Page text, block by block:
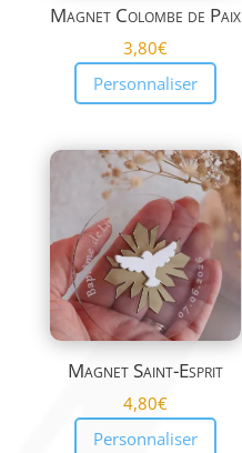
Magnet Colombe de Paix
3,80€
Personnaliser
Magnet Saint-Esprit
4,80€
Personnaliser